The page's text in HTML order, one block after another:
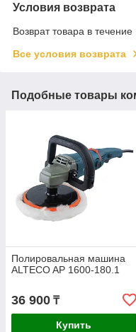
Условия возврата
Возврат товара в
Все условия возврата
Подобные товары
Полировальная машина
ALTECO AP 1600-180.1
36 900 ₸
Купить